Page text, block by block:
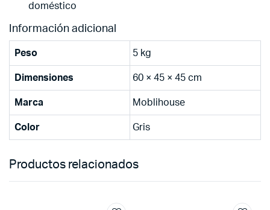
doméstico
Información adicional
Peso 5 kg
Dimensiones 60 × 45 × 45 cm
Marca Moblihouse
Color Gris
Productos relacionados